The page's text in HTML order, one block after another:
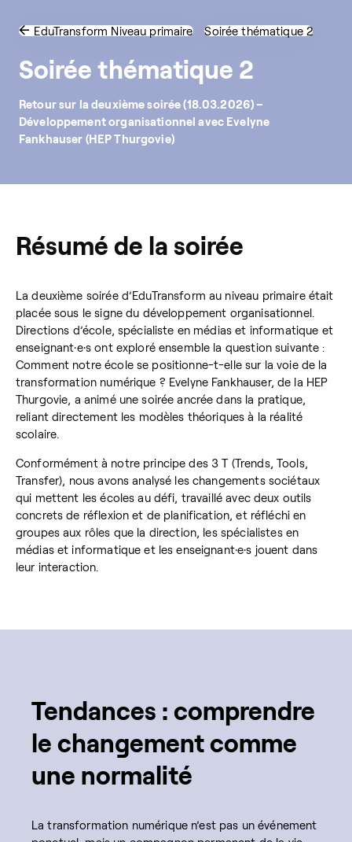
EduTransform Niveau primaire Soirée thématique 2
Soirée thématique 2
Retour sur la deuxième soirée (18.03.2026) –
Développement organisationnel avec Evelyne
Fankhauser (HEP Thurgovie)
Résumé de la soirée
La deuxième soirée d’EduTransform au niveau primaire était
placée sous le signe du développement organisationnel.
Directions d’école, spécialiste en médias et informatique et
enseignant·e·s ont exploré ensemble la question suivante :
Comment notre école se positionne-t-elle sur la voie de la
transformation numérique ? Evelyne Fankhauser, de la HEP
Thurgovie, a animé une soirée ancrée dans la pratique,
reliant directement les modèles théoriques à la réalité
scolaire.
Conformément à notre principe des 3 T (Trends, Tools,
Transfer), nous avons analysé les changements sociétaux
qui mettent les écoles au défi, travaillé avec deux outils
concrets de réflexion et de planification, et réfléchi en
groupes aux rôles que la direction, les spécialistes en
médias et informatique et les enseignant·e·s jouent dans
leur interaction.
Tendances : comprendre
le changement comme
une normalité
La transformation numérique n’est pas un événement